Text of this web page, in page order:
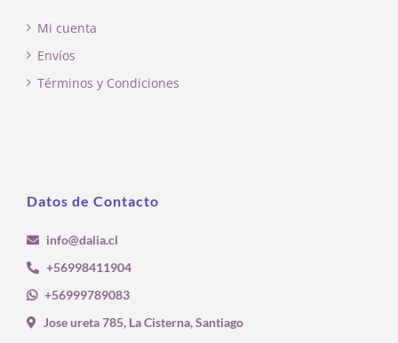
Mi cuenta
Envíos
Términos y Condiciones
Datos de Contacto
info@dalia.cl
+56998411904
+56999789083
Jose ureta 785, La Cisterna, Santiago